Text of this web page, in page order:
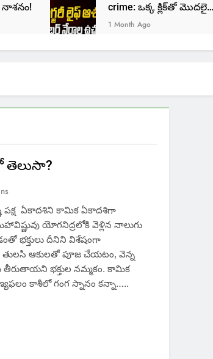
crime: ఒక్క క్లిక్‌తో మొదలై…
1 Month Ago
తెలుసా?
పక్ష ఏకాదశిని కామిక ఏకాదశిగా
యోగనిద్రలోకి వెళ్లిన నాలుగు
భక్తులు దీనిని విశేషంగా
తులసి ఆకులతో పూజ చేయటం, వెన్న
భక్తుల నమ్మకం. కామిక
కాశీలో గంగ స్నానం కన్నా…..